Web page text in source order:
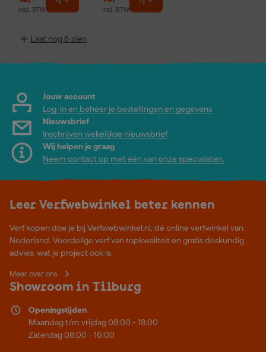
incl. BTW incl. BTW
Laat nog 6 zien
Jouw account
Log-in en beheer je bestellingen en gegevens
Nieuwsbrief
Inschrijven wekelijkse nieuwsbrief
Wij helpen je graag
Neem contact op met één van onze specialisten.
Leer Verfwebwinkel beter kennen
Verf kopen doe je bij Verfwebwinkel.nl, dé online verfwinkel van
Nederland. Voordelige verf van topkwaliteit en gratis deskundig
advies, wat je project ook is.
Meer over ons
Showroom in Tilburg
Openingstijden
Maandag t/m vrijdag 08:00 - 18:00
Zaterdag 08:00 - 16:00